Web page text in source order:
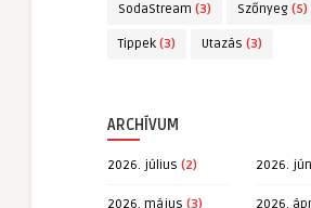
SodaStream (3) Szőnyeg (5)
Tippek (3) Utazás (3)
ARCHÍVUM
2026. július (2) 2026.
2026. május (3) 2026.